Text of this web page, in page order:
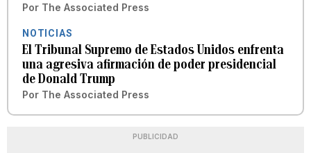
Por The Associated Press
NOTICIAS
El Tribunal Supremo de Estados Unidos enfrenta
una agresiva afirmación de poder presidencial
de Donald Trump
Por The Associated Press
PUBLICIDAD